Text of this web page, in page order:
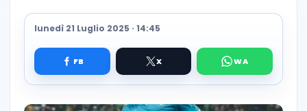
lunedì 21 Luglio 2025 · 14:45